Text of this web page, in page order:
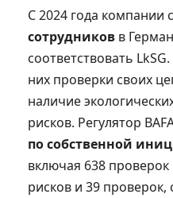
С 2024 года компании с
сотрудников в
соответствовать
них проверки своих
наличие
рисков. Регулятор
по собственной
включая 638
рисков и 39 проверок,